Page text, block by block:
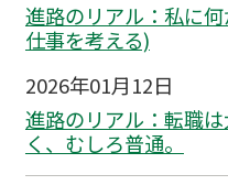
進路のリアル：私に
仕事を考える)
2026年01月12日
進路のリアル：転職
く、むしろ普通。